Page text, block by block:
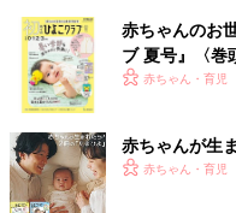
食器についた水や洗い残し
にたまると、黒ずみや白い
放置すると雑菌が繁殖しや
プ類に付着すると、食中毒
要です。
ヌメリ汚れは、食器用洗剤
ます。白くガリガリとした
赤ちゃんのお
ブ 夏号』〈巻
く！ おっぱい
赤ちゃん・育児
赤ちゃんが生
赤ちゃん・育児